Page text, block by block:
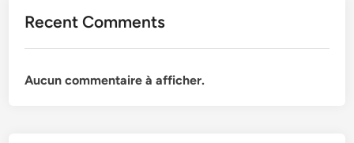
Recent Comments
Aucun commentaire à afficher.